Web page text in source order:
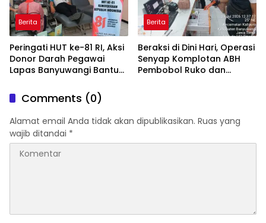
Berita
Peringati HUT ke-81 RI, Aksi
Donor Darah Pegawai
Lapas Banyuwangi Bantu
Berita
Beraksi di Dini Hari, Operasi
Senyap Komplotan ABH
Pembobol Ruko dan
Comments (0)
Alamat email Anda tidak akan dipublikasikan. Ruas yang
wajib ditandai *